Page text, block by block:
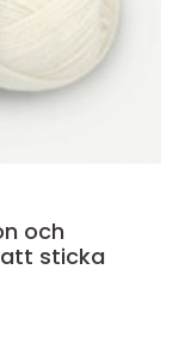
och
sticka